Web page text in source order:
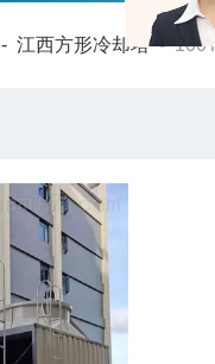
-江西方形冷却塔-